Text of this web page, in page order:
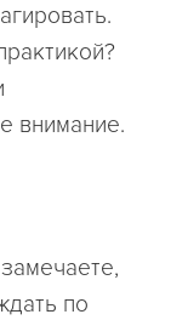
внимание.
по